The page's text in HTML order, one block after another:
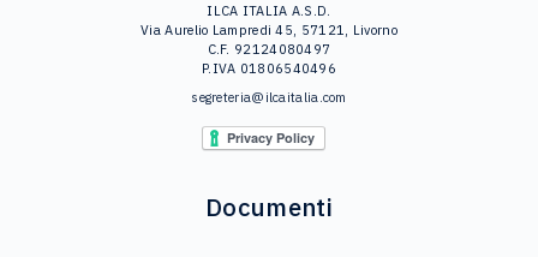
ILCA ITALIA A.S.D.
Via Aurelio Lampredi 45, 57121, Livorno
C.F. 92124080497
P.IVA 01806540496
segreteria@ilcaitalia.com
Documenti